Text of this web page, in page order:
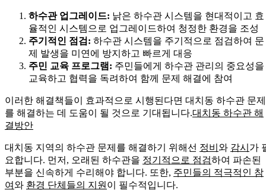
하수관 업그레이드: 낡은 하수관 시스템을 현대적이고 효
율적인 시스템으로 업그레이드하여 청정한 환경을 조성
주기적인 점검: 하수관 시스템을 주기적으로 점검하여 문
제 발생을 미연에 방지하고 빠르게 대응
주민 교육 프로그램: 주민들에게 하수관 관리의 중요성을
교육하고 협력을 독려하여 함께 문제 해결에 참여
이러한 해결책들이 효과적으로 시행된다면 대치동 하수관 문제
를 해결하는 데 도움이 될 것으로 기대됩니다.대치동 하수관 해
결방안
대치동 지역의 하수관 문제를 해결하기 위해선 정비 와 감시 가
요합니다. 먼저, 오래된 하수관을 정기적으로 점검하여 파손된
부분을 신속하게 수리해야 합니다. 또한, 주민들의 적극적인 참
여와 환경 단체들의 지원이 필수적입니다.